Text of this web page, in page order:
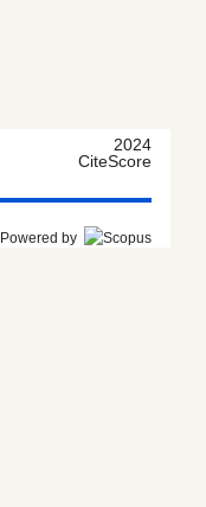
2024
CiteScore
Powered by